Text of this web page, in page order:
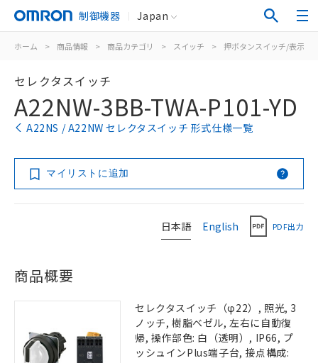
制御機器 Japan
ホーム > 商品情報 > 商品カテゴリ > スイッチ > 押ボタンスイッチ/表示灯
セレクタスイッチ
A22NW-3BB-TWA-P101-YD
A22NS / A22NW セレクタスイッチ 形式仕様一覧
マイリストに追加
日本語 English PDF出力
商品概要
セレクタスイッチ（φ22）, 照光, 3
ノッチ, 樹脂ベゼル, 左右に自動復
帰, 操作部色: 白（透明）, IP66, プ
ッシュインPlus端子台, 接点構成: